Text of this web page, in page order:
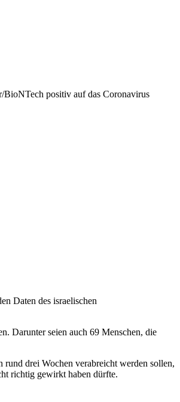
BioNTech positiv auf das Coronavirus
Daten des israelischen
Darunter seien auch 69 Menschen, die
drei Wochen verabreicht werden sollen,
richtig gewirkt haben dürfte.